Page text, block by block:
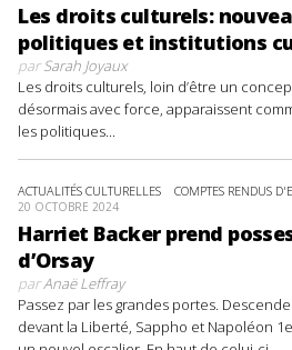
Les droits culturels:
politiques et institutions
parSarah Joyaux
Les droits culturels, loin d’être un
désormais avec force, apparaissent
les politiques...
ACTUALITÉS CULTURELLES COMPTES RENDUS
20 OCTOBRE 2024
Harriet Backer prend
d’Orsay
parAnaë Leffray
Passez par les grandes portes.
devant la Liberté, Sappho et Napoléon